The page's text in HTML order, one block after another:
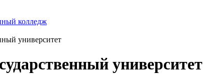
колледж
университет
университет